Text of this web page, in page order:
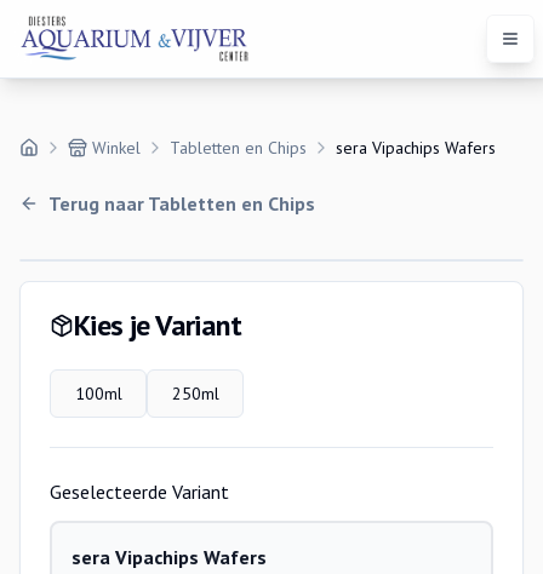
Winkel Tabletten en Chips sera Vipachips Wafers
Terug naar Tabletten en Chips
Kies je Variant
100ml 250ml
Geselecteerde Variant
sera Vipachips Wafers